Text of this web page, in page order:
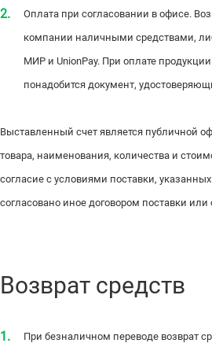
Оплата при согласовании в офисе.
компании наличными средствами,
МИР и UnionPay. При оплате
понадобится документ,
Выставленный счет является публичной
товара, наименования, количества и
согласие с условиями поставки,
согласовано иное договором поставки
Возврат средств
При безналичном переводе возврат